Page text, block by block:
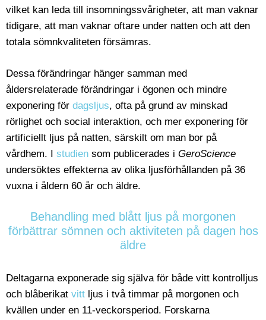
vilket kan leda till insomningssvårigheter, att man vaknar
tidigare, att man vaknar oftare under natten och att den
totala sömnkvaliteten försämras.
Dessa förändringar hänger samman med
åldersrelaterade förändringar i ögonen och mindre
exponering för dagsljus, ofta på grund av minskad
rörlighet och social interaktion, och mer exponering för
artificiellt ljus på natten, särskilt om man bor på
vårdhem. I studien som publicerades i GeroScience
undersöktes effekterna av olika ljusförhållanden på 36
vuxna i åldern 60 år och äldre.
Behandling med blått ljus på morgonen
förbättrar sömnen och aktiviteten på dagen hos
äldre
Deltagarna exponerade sig själva för både vitt kontrolljus
och blåberikat vitt ljus i två timmar på morgonen och
kvällen under en 11-veckorsperiod. Forskarna